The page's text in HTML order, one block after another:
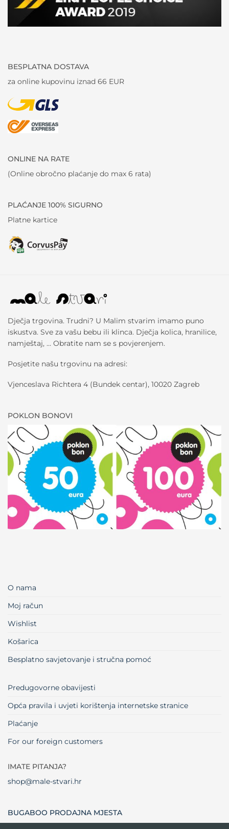
BESPLATNA DOSTAVA
za online kupovinu iznad 66 EUR
ONLINE NA RATE
(Online obročno plaćanje do max 6 rata)
PLAĆANJE 100% SIGURNO
Platne kartice
Dječja trgovina. Trudni? U Malim stvarim imamo puno
iskustva. Sve za vašu bebu ili klinca. Dječja kolica, hranilice,
namještaj, … Obratite nam se s povjerenjem.
Posjetite našu trgovinu na adresi:
Vjenceslava Richtera 4 (Bundek centar), 10020 Zagreb
POKLON BONOVI
O nama
Moj račun
Wishlist
Košarica
Besplatno savjetovanje i stručna pomoć
Predugovorne obavijesti
Opća pravila i uvjeti korištenja internetske stranice
Plaćanje
For our foreign customers
IMATE PITANJA?
shop@male-stvari.hr
BUGABOO PRODAJNA MJESTA